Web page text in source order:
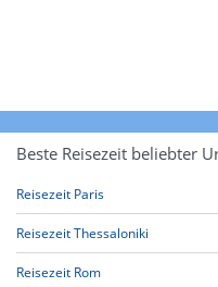
Beste Reisezeit beliebter
Reisezeit Paris
Reisezeit Thessaloniki
Reisezeit Rom